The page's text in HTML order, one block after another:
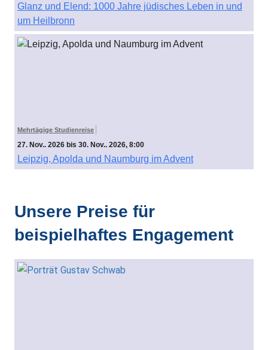
Glanz und Elend: 1000 Jahre jüdisches Leben in und
um Heilbronn
Mehrtägige Studienreise
27. Nov.. 2026 bis 30. Nov.. 2026, 8:00
Leipzig, Apolda und Naumburg im Advent
Unsere Preise für
beispielhaftes Engagement